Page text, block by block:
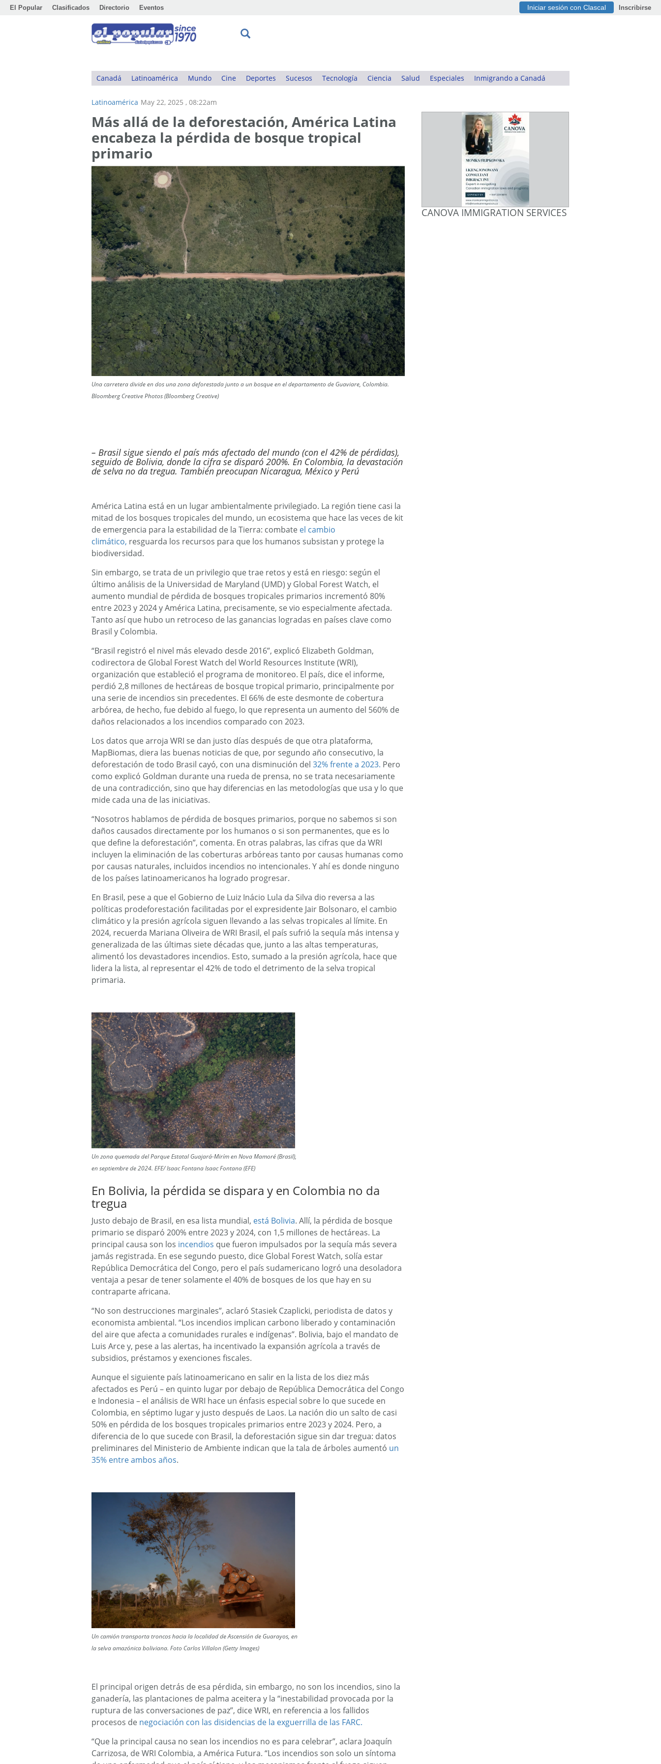
El Popular Clasificados Directorio Eventos Iniciar sesión con Clascal Inscribirse
Canadá Latinoamérica Mundo Cine Deportes Sucesos Tecnología Ciencia Salud Especiales Inmigrando a Canadá
Latinoamérica May 22, 2025 , 08:22am
Más allá de la deforestación, América Latina
encabeza la pérdida de bosque tropical
primario
Una carretera divide en dos una zona deforestada junto a un bosque en el departamento de Guaviare, Colombia.
Bloomberg Creative Photos (Bloomberg Creative)
– Brasil sigue siendo el país más afectado del mundo (con el 42% de pérdidas),
seguido de Bolivia, donde la cifra se disparó 200%. En Colombia, la devastación
de selva no da tregua. También preocupan Nicaragua, México y Perú
América Latina está en un lugar ambientalmente privilegiado. La región tiene casi la
mitad de los bosques tropicales del mundo, un ecosistema que hace las veces de kit
de emergencia para la estabilidad de la Tierra: combate el cambio
climático, resguarda los recursos para que los humanos subsistan y protege la
biodiversidad.
Sin embargo, se trata de un privilegio que trae retos y está en riesgo: según el
último análisis de la Universidad de Maryland (UMD) y Global Forest Watch, el
aumento mundial de pérdida de bosques tropicales primarios incrementó 80%
entre 2023 y 2024 y América Latina, precisamente, se vio especialmente afectada.
Tanto así que hubo un retroceso de las ganancias logradas en países clave como
Brasil y Colombia.
“Brasil registró el nivel más elevado desde 2016”, explicó Elizabeth Goldman,
codirectora de Global Forest Watch del World Resources Institute (WRI),
organización que estableció el programa de monitoreo. El país, dice el informe,
perdió 2,8 millones de hectáreas de bosque tropical primario, principalmente por
una serie de incendios sin precedentes. El 66% de este desmonte de cobertura
arbórea, de hecho, fue debido al fuego, lo que representa un aumento del 560% de
daños relacionados a los incendios comparado con 2023.
Los datos que arroja WRI se dan justo días después de que otra plataforma,
MapBiomas, diera las buenas noticias de que, por segundo año consecutivo, la
deforestación de todo Brasil cayó, con una disminución del 32% frente a 2023. Pero
como explicó Goldman durante una rueda de prensa, no se trata necesariamente
de una contradicción, sino que hay diferencias en las metodologías que usa y lo que
mide cada una de las iniciativas.
“Nosotros hablamos de pérdida de bosques primarios, porque no sabemos si son
daños causados directamente por los humanos o si son permanentes, que es lo
que define la deforestación”, comenta. En otras palabras, las cifras que da WRI
incluyen la eliminación de las coberturas arbóreas tanto por causas humanas como
por causas naturales, incluidos incendios no intencionales. Y ahí es donde ninguno
de los países latinoamericanos ha logrado progresar.
En Brasil, pese a que el Gobierno de Luiz Inácio Lula da Silva dio reversa a las
políticas prodeforestación facilitadas por el expresidente Jair Bolsonaro, el cambio
climático y la presión agrícola siguen llevando a las selvas tropicales al límite. En
2024, recuerda Mariana Oliveira de WRI Brasil, el país sufrió la sequía más intensa y
generalizada de las últimas siete décadas que, junto a las altas temperaturas,
alimentó los devastadores incendios. Esto, sumado a la presión agrícola, hace que
lidera la lista, al representar el 42% de todo el detrimento de la selva tropical
primaria.
Un zona quemada del Parque Estatal Guajará-Mirím en Nova Mamoré (Brasil),
en septiembre de 2024. EFE/ Isaac Fontana Isaac Fontana (EFE)
En Bolivia, la pérdida se dispara y en Colombia no da
tregua
Justo debajo de Brasil, en esa lista mundial, está Bolivia. Allí, la pérdida de bosque
primario se disparó 200% entre 2023 y 2024, con 1,5 millones de hectáreas. La
principal causa son los incendios que fueron impulsados por la sequía más severa
jamás registrada. En ese segundo puesto, dice Global Forest Watch, solía estar
República Democrática del Congo, pero el país sudamericano logró una desoladora
ventaja a pesar de tener solamente el 40% de bosques de los que hay en su
contraparte africana.
“No son destrucciones marginales”, aclaró Stasiek Czaplicki, periodista de datos y
economista ambiental. “Los incendios implican carbono liberado y contaminación
del aire que afecta a comunidades rurales e indígenas”. Bolivia, bajo el mandato de
Luis Arce y, pese a las alertas, ha incentivado la expansión agrícola a través de
subsidios, préstamos y exenciones fiscales.
Aunque el siguiente país latinoamericano en salir en la lista de los diez más
afectados es Perú – en quinto lugar por debajo de República Democrática del Congo
e Indonesia – el análisis de WRI hace un énfasis especial sobre lo que sucede en
Colombia, en séptimo lugar y justo después de Laos. La nación dio un salto de casi
50% en pérdida de los bosques tropicales primarios entre 2023 y 2024. Pero, a
diferencia de lo que sucede con Brasil, la deforestación sigue sin dar tregua: datos
preliminares del Ministerio de Ambiente indican que la tala de árboles aumentó un
35% entre ambos años.
Un camión transporta troncos hacia la localidad de Ascensión de Guarayos, en
la selva amazónica boliviana. Foto Carlos Villalon (Getty Images)
El principal origen detrás de esa pérdida, sin embargo, no son los incendios, sino la
ganadería, las plantaciones de palma aceitera y la “inestabilidad provocada por la
ruptura de las conversaciones de paz”, dice WRI, en referencia a los fallidos
procesos de negociación con las disidencias de la exguerrilla de las FARC.
“Que la principal causa no sean los incendios no es para celebrar”, aclara Joaquín
Carrizosa, de WRI Colombia, a América Futura. “Los incendios son solo un síntoma
CANOVA IMMIGRATION SERVICES